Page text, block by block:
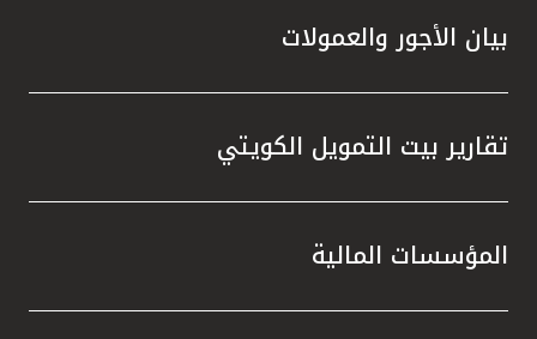
بيان الأجور والعمولات
تقارير بيت التمويل الكويتي
المؤسسات المالية